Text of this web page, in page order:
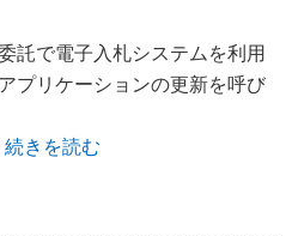
託で電子入札システムを利用
プリケーションの更新を呼び
続きを読む